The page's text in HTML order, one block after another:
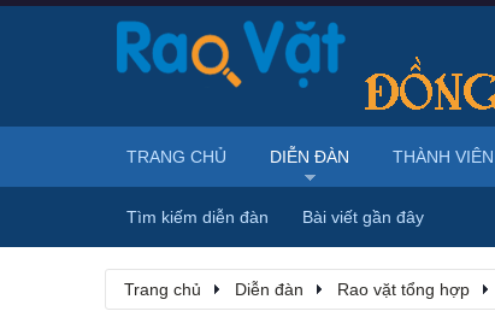
Trang chủ Diễn đàn Rao vặt tổng hợp
TRANG CHỦ DIỄN ĐÀN
Tìm kiếm diễn đàn Bài viết gần đây
THÀNH VIÊN